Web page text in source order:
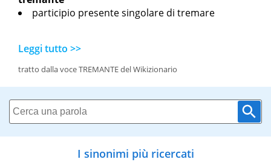
participio presente singolare di tremare
Leggi tutto >>
tratto dalla voce TREMANTE del Wikizionario
I sinonimi più ricercati